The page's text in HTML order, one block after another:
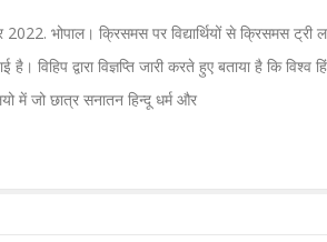
भोपाल। क्रिसमस पर विद्यार्थियों से क्रिसमस ट्री
है। विहिप द्वारा विज्ञप्ति जारी करते हुए बताया है कि विश्व
में जो छात्र सनातन हिन्दू धर्म और